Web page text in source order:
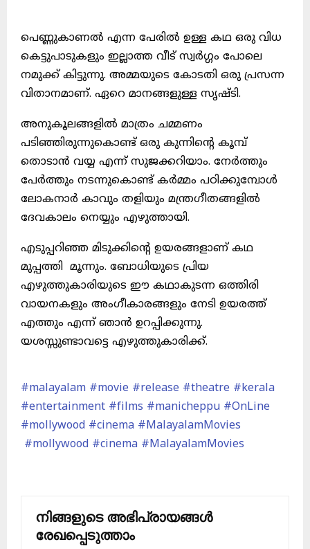
പെണ്ണുകാണൽ എന്ന പേരിൽ ഉള്ള കഥ ഒരു വിധ
കെട്ടുപാടുകളും ഇല്ലാത്ത വീട് സ്വർഗ്ഗം പോലെ
നമുക്ക് കിട്ടുന്നു. അമ്മയുടെ കോടതി ഒരു പ്രസന്ന
വിതാനമാണ്. ഏറെ മാനങ്ങളുള്ള സൃഷ്ടി.
അനുകൂലങ്ങളിൽ മാത്രം ചമ്മണം
പടിഞ്ഞിരുന്നുകൊണ്ട് ഒരു കുന്നിൻ്റെ കൂമ്പ്
തൊടാൻ വയ്യ എന്ന് സുജക്കറിയാം. നേർത്തും
പേർത്തും നടന്നുകൊണ്ട് കർമ്മം പഠിക്കുമ്പോൾ
ലോകനാർ കാവും തളിയും മന്ത്രഗീതങ്ങളിൽ
ദേവകാലം നെയ്യും എഴുത്തായി.
എടുപ്പറിഞ്ഞ മിടുക്കിൻ്റെ ഉയരങ്ങളാണ് കഥ
മുപ്പത്തി മൂന്നും. ബോധിയുടെ പ്രിയ
എഴുത്തുകാരിയുടെ ഈ കഥാകുടന്ന ഒത്തിരി
വായനകളും അംഗീകാരങ്ങളും നേടി ഉയരത്ത്
എത്തും എന്ന് ഞാൻ ഉറപ്പിക്കുന്നു.
യശസ്സുണ്ടാവട്ടെ എഴുത്തുകാരിക്ക്.
#malayalam #movie #release #theatre #kerala
#entertainment #films #manicheppu #OnLine
#mollywood #cinema #MalayalamMovies
#mollywood #cinema #MalayalamMovies
നിങ്ങളുടെ അഭിപ്രായങ്ങൾ
രേഖപ്പെടുത്താം